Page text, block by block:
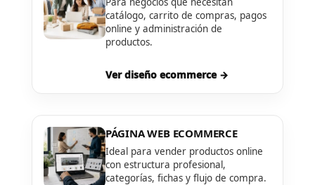
catálogo, carrito de compras, pagos
online y administración de
productos.
Ver diseño ecommerce →
PÁGINA WEB ECOMMERCE
Ideal para vender productos online
con estructura profesional,
categorías, fichas y flujo de compra.